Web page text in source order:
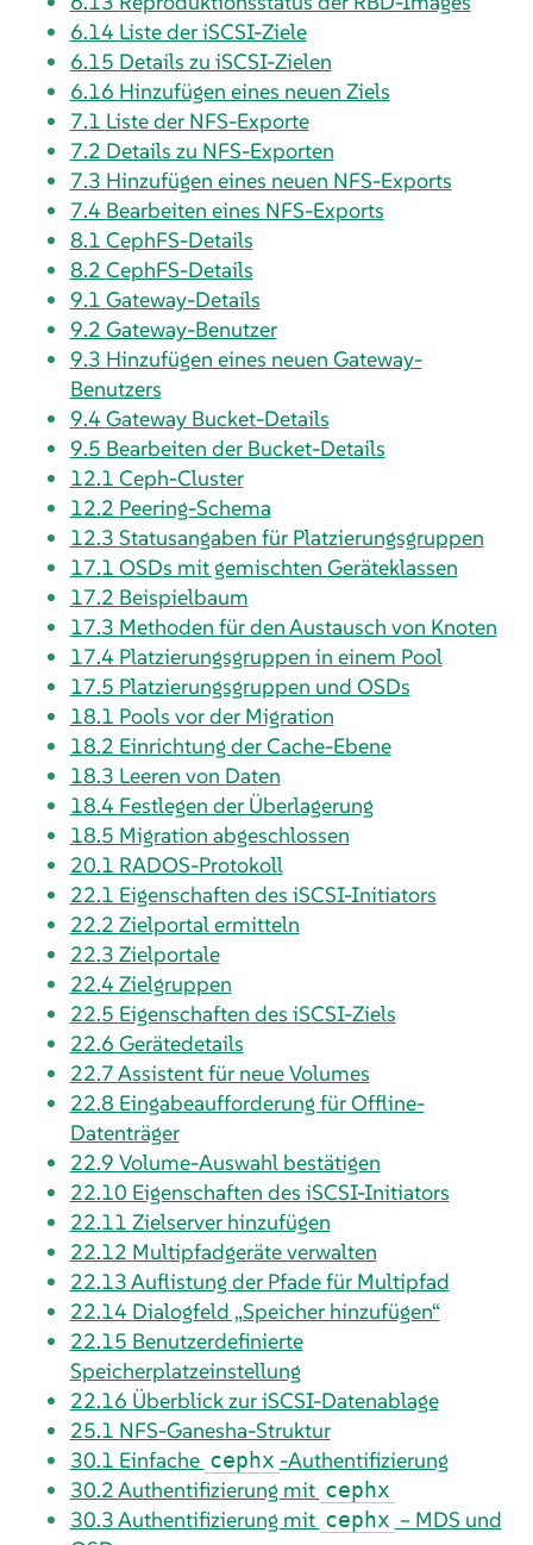
6.14 Liste der iSCSI-Ziele
6.15 Details zu iSCSI-Zielen
6.16 Hinzufügen eines neuen Ziels
7.1 Liste der NFS-Exporte
7.2 Details zu NFS-Exporten
7.3 Hinzufügen eines neuen NFS-Exports
7.4 Bearbeiten eines NFS-Exports
8.1 CephFS-Details
8.2 CephFS-Details
9.1 Gateway-Details
9.2 Gateway-Benutzer
9.3 Hinzufügen eines neuen Gateway-
Benutzers
9.4Gateway Bucket-Details
9.5 Bearbeiten der Bucket-Details
12.1 Ceph-Cluster
12.2 Peering-Schema
12.3 Statusangaben für Platzierungsgruppen
17.1 OSDs mit gemischten Geräteklassen
17.2 Beispielbaum
17.3 Methoden für den Austausch von Knoten
17.4 Platzierungsgruppen in einem Pool
17.5 Platzierungsgruppen und OSDs
18.1 Pools vor der Migration
18.2 Einrichtung der Cache-Ebene
18.3 Leeren von Daten
18.4 Festlegen der Überlagerung
18.5 Migration abgeschlossen
20.1 RADOS-Protokoll
22.1 Eigenschaften des iSCSI-Initiators
22.2 Zielportal ermitteln
22.3 Zielportale
22.4Zielgruppen
22.5 Eigenschaften des iSCSI-Ziels
22.6 Gerätedetails
22.7Assistent für neue Volumes
22.8 Eingabeaufforderung für Offline-
Datenträger
22.9 Volume-Auswahl bestätigen
22.10 Eigenschaften des iSCSI-Initiators
22.11 Zielserver hinzufügen
22.12 Multipfadgeräte verwalten
22.13Auflistung der Pfade für Multipfad
22.14 Dialogfeld „Speicher hinzufügen“
22.15 Benutzerdefinierte
Speicherplatzeinstellung
22.16 Überblick zur iSCSI-Datenablage
25.1 NFS-Ganesha-Struktur
30.1 Einfache cephx -Authentifizierung
30.2Authentifizierung mit cephx
30.3Authentifizierung mit cephx – MDS und